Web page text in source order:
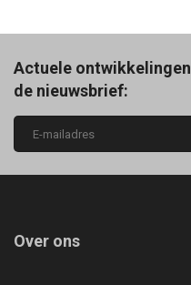
Actuele
de nieuwsbrief:
Over ons